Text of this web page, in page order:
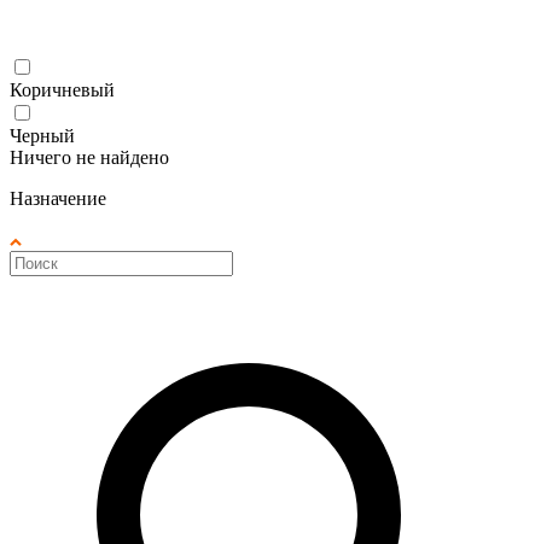
Коричневый
Черный
Ничего не найдено
Назначение